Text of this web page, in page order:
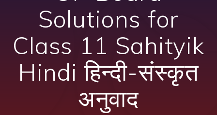
Solutions for
Class 11 Sahityik
Hindi हिन्दी-संस्कृत
अनुवाद